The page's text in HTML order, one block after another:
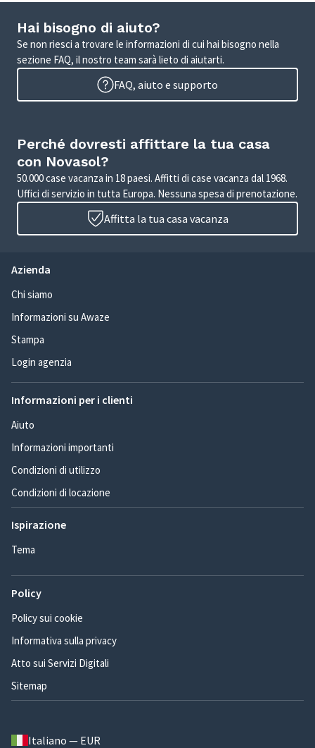
Hai bisogno di aiuto?
Se non riesci a trovare le informazioni di cui hai bisogno nella
sezione FAQ, il nostro team sarà lieto di aiutarti.
FAQ, aiuto e supporto
Perché dovresti affittare la tua casa
con Novasol?
50.000 case vacanza in 18 paesi. Affitti di case vacanza dal 1968.
Uffici di servizio in tutta Europa. Nessuna spesa di prenotazione.
Affitta la tua casa vacanza
Azienda
Chi siamo
Informazioni su Awaze
Stampa
Login agenzia
Informazioni per i clienti
Aiuto
Informazioni importanti
Condizioni di utilizzo
Condizioni di locazione
Ispirazione
Tema
Policy
Policy sui cookie
Informativa sulla privacy
Atto sui Servizi Digitali
Sitemap
Italiano — EUR